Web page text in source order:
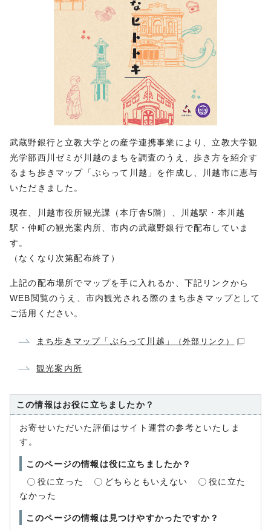
武蔵野銀行と立教大学との産学連携事業により、立教大学観
光学部西川ゼミが川越のまちを調査のうえ、歩き方を紹介す
るまち歩きマップ「ぶらって川越」を作成し、川越市に恵与
いただきました。
現在、川越市役所観光課（本庁舎5階）、川越駅・本川越
駅・仲町の観光案内所、市内の武蔵野銀行で配布していま
す。
（なくなり次第配布終了）
上記の配布場所でマップを手に入れるか、下記リンクから
WEB閲覧のうえ、市内観光される際のまち歩きマップとして
ご活用ください。
まち歩きマップ「ぶらって川越」 （外部リンク）
観光案内所
この情報はお役に立ちましたか？
お寄せいただいた評価はサイト運営の参考といたしま
す。
このページの情報は役に立ちましたか？
役に立った
どちらともいえない
役に立た
なかった
このページの情報は見つけやすかったですか？